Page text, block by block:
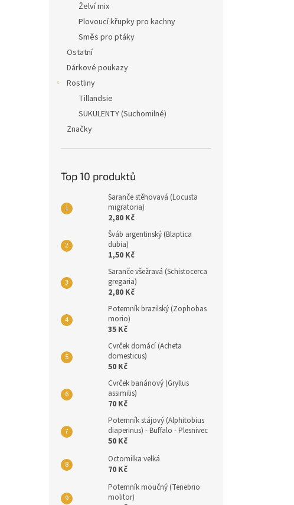
Želví mix
Plovoucí křupky pro kachny
Směs pro ptáky
Ostatní
Dárkové poukazy
Rostliny
Tillandsie
SUKULENTY (Suchomilné)
Značky
Top 10 produktů
Saranče stěhovavá (Locusta
migratoria)
2,80 Kč
Šváb argentinský (Blaptica
dubia)
1,50 Kč
Saranče všežravá (Schistocerca
gregaria)
2,80 Kč
Potemník brazilský (Zophobas
morio)
35 Kč
Cvrček domácí (Acheta
domesticus)
50 Kč
Cvrček banánový (Gryllus
assimilis)
70 Kč
Potemník stájový (Alphitobius
diaperinus) - Buffalo - Plesnivec
50 Kč
Octomilka velká
70 Kč
Potemník moučný (Tenebrio
molitor)